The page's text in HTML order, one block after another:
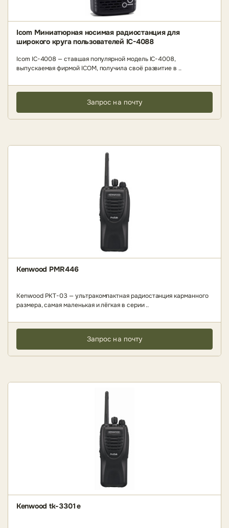
Icom Миниатюрная носимая радиостанция для
широкого круга пользователей IC-4088
Icom IC-4008 — ставшая популярной модель IC-4008,
выпускаемая фирмой ICOM, получила своё развитие в ..
Запрос на почту
Kenwood PMR446
Kenwood PKT-03 — ультракомпактная радиостанция карманного
размера, самая маленькая и лёгкая в серии ..
Запрос на почту
Kenwood tk-3301e